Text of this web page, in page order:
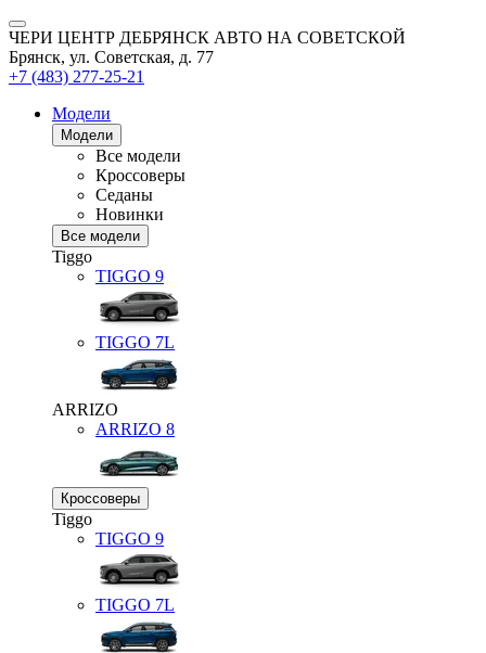
ЧЕРИ ЦЕНТР ДЕБРЯНСК АВТО НА СОВЕТСКОЙ
Брянск, ул. Советская, д. 77
+7 (483) 277-25-21
Модели
Модели
Все модели
Кроссоверы
Седаны
Новинки
Все модели
Tiggo
TIGGO 9
TIGGO 7L
ARRIZO
ARRIZO 8
Кроссоверы
Tiggo
TIGGO 9
TIGGO 7L